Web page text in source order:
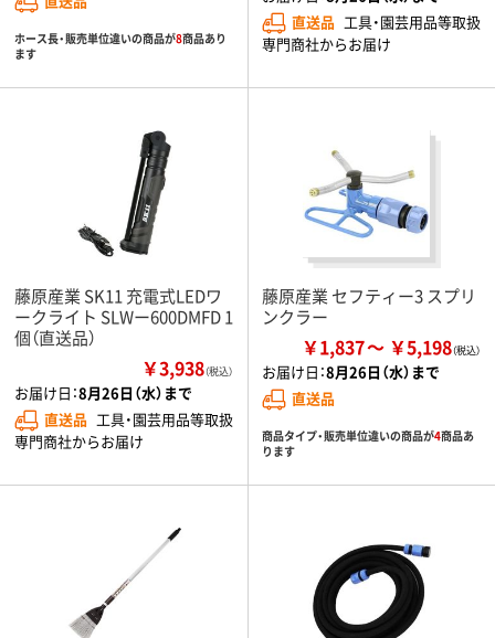
ホース長・販売単位違いの商品が8商品あり
ます
直送品 工具・園芸用品等取扱
専門商社からお届け
藤原産業 SK11 充電式LEDワ
ークライト SLWー600DMFD 1
個（直送品）
￥3,938（税込）
お届け日：8月26日（水）まで
直送品 工具・園芸用品等取扱
専門商社からお届け
藤原産業 セフティー3 スプリ
ンクラー
￥1,837 ￥5,198
お届け日：8月26日（水）まで
直送品
商品タイプ・販売単位違いの商品が4商品あ
ります